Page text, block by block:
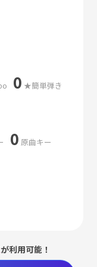
0 ★簡単弾き
0 原曲キー
が利用可能！